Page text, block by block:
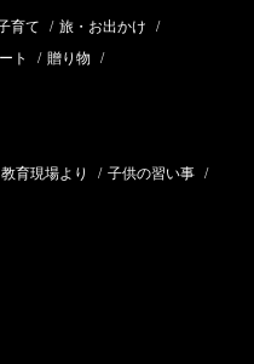
育て / 旅・お出かけ /
ト / 贈り物 /
教育現場より / 子供の習い事 /